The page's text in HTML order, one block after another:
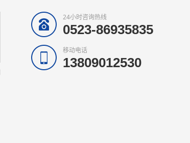
24小时咨询热线
0523-86935835
移动电话
13809012530